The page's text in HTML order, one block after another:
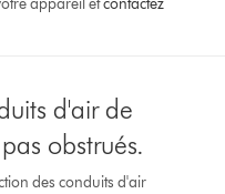
appareil etcontactez
d'air de
obstrués.
des conduits d'air